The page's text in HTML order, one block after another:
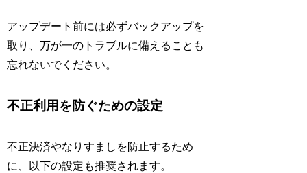
アップデート前には必ずバックアップを
取り、万が一のトラブルに備えることも
忘れないでください。
不正利用を防ぐための設定
不正決済やなりすましを防止するため
に、以下の設定も推奨されます。